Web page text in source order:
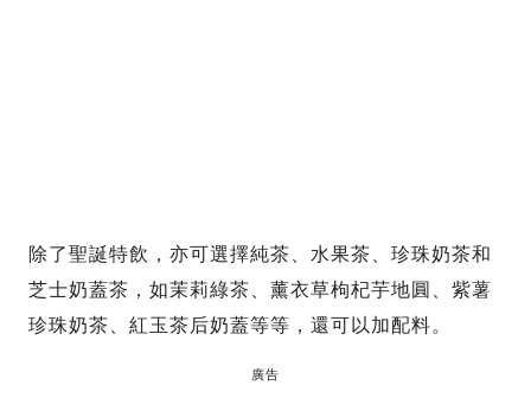
除了聖誕特飲，亦可選擇純茶、水果茶、珍珠奶茶和
芝士奶蓋茶，如茉莉綠茶、薰衣草枸杞芋地圓、紫薯
珍珠奶茶、紅玉茶后奶蓋等等，還可以加配料。
廣告